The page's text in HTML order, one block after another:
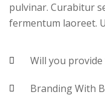
pulvinar. Curabitur
fermentum laoreet.
Will you
Branding With